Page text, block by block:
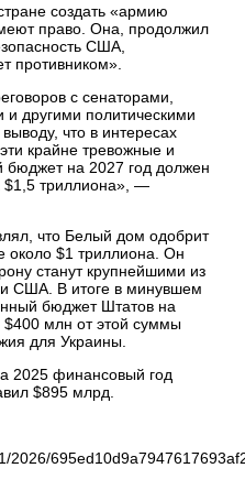
создать «армию
право. Она, продолжил
США,
противником».
с сенаторами,
другими политическими
что в интересах
крайне тревожные и
на 2027 год должен
$1,5 триллиона», —
что Белый дом одобрит
около $1 триллиона. Он
станут крупнейшими из
США. В итоге в минувшем
бюджет Штатов на
млн от этой суммы
для Украины.
2025 финансовый год
$895 млрд.
2026/